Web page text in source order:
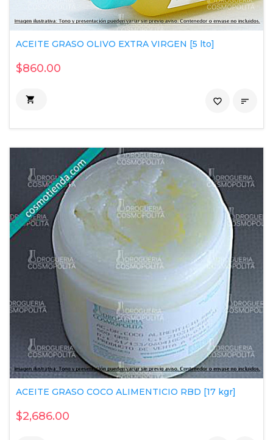
ACEITE GRASO OLIVO EXTRA VIRGEN [5 lto]
$860.00
 
favorite_border
ACEITE GRASO COCO ALIMENTICIO RBD [17 kgr]
$2,686.00